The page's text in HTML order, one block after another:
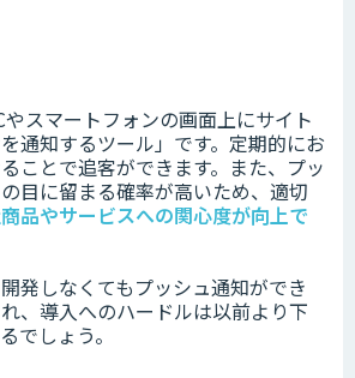
スマートフォンの画面上にサイト
通知するツール」です。定期的にお
ことで追客ができます。また、プッ
目に留まる確率が高いため、適切
品やサービスへの関心度が向上で
発しなくてもプッシュ通知ができ
、導入へのハードルは以前より下
でしょう。